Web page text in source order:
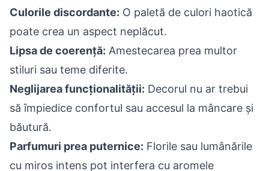
Culorile discordante: O paletă de culori haotică
poate crea un aspect neplăcut.
Lipsa de coerență: Amestecarea prea multor
stiluri sau teme diferite.
Neglijarea funcționalității: Decorul nu ar trebui
să împiedice confortul sau accesul la mâncare și
băutură.
Parfumuri prea puternice: Florile sau lumânările
cu miros intens pot interfera cu aromele